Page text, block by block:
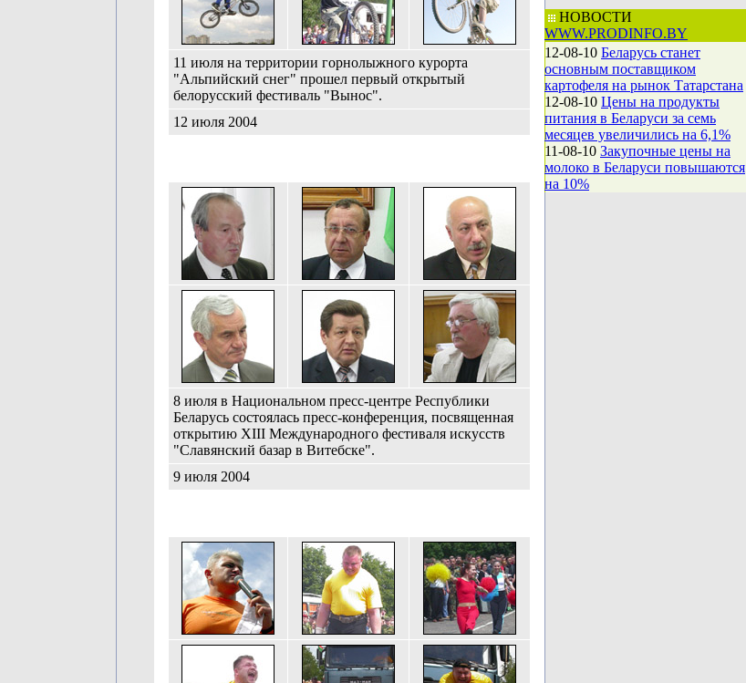
11 июля на территории горнолыжного курорта
"Альпийский снег" прошел первый открытый
белорусский фестиваль "Вынос".
12 июля 2004
8 июля в Национальном пресс-центре Республики
Беларусь состоялась пресс-конференция, посвященная
открытию XIII Международного фестиваля искусств
"Славянский базар в Витебске".
9 июля 2004
НОВОСТИ
WWW.PRODINFO.BY
12-08-10 Беларусь станет
основным поставщиком
картофеля на рынок Татарстана
12-08-10 Цены на продукты
питания в Беларуси за семь
месяцев увеличились на 6,1%
11-08-10 Закупочные цены на
молоко в Беларуси повышаются
на 10%